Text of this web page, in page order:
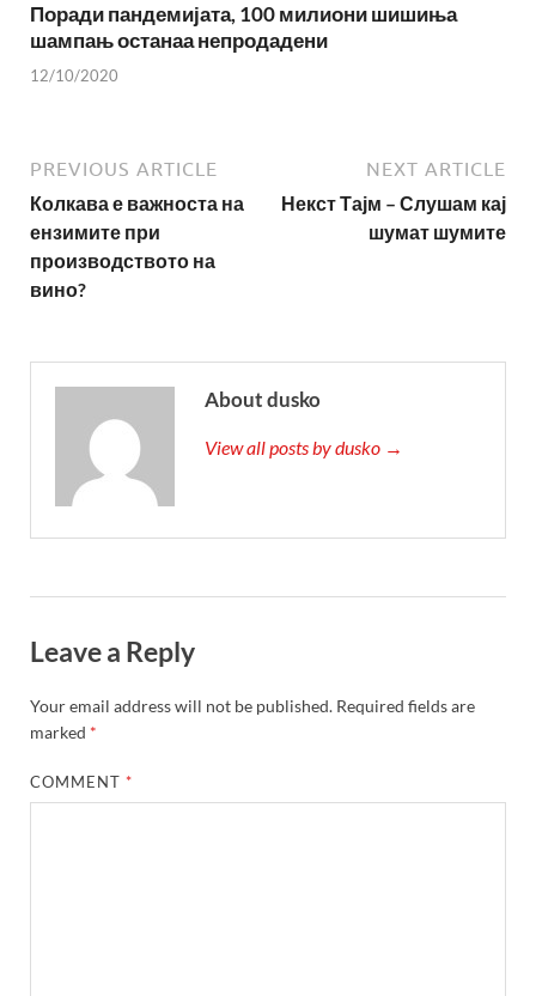
Поради пандемијата, 100 милиони шишиња
шампањ останаа непродадени
12/10/2020
PREVIOUS ARTICLE
Колкава е важноста на
ензимите при
производството на
вино?
NEXT ARTICLE
Некст Тајм – Слушам кај
шумат шумите
About dusko
View all posts by dusko →
Leave a Reply
Your email address will not be published. Required fields are
marked *
COMMENT*